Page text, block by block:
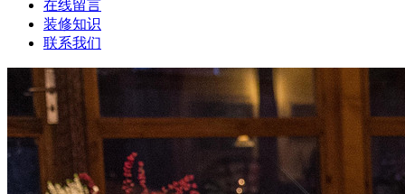
在线留言
装修知识
联系我们